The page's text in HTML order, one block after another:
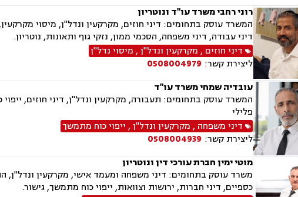
רוני רחבי משרד עו"ד ונוטריון
המשרד עוסק בתחומים: דיני חוזים, מקרקעין ונדל"ן, מיסוי
דיני עבודה, דיני משפחה, הסכמי ממון, נזקי גוף ותאונות, נוטריון.
דיני חוזים , מקרקעין ונדל"ן, מיסוי נדל"ן
ליצירת קשר: 0508004979
עובדיה שמחי משרד עו"ד
המשרד עוסק בתחומים: תעבורה, מקרקעין ונדל"ן, דיני חוזים,
פלילי
דיני משפחה , מקרקעין ונדל"ן, ייפוי כוח מתמשך
ליצירת קשר: 0508004939
מוטי ימין חברת עורכי דין ונוטריון
משרד עוסק בתחומים: דיני משפחה ומעמד אישי, מקרקעין ונדל"ן,
כספיים, דיני חברות, ירושות וצוואות, ייפוי כוח מתמשך, גישור.